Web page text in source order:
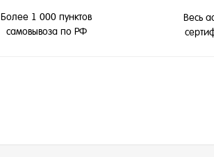
Более 1 000 пунктов
самовывоза по РФ
Весь